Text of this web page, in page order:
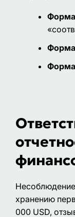
хранению
000 USD,